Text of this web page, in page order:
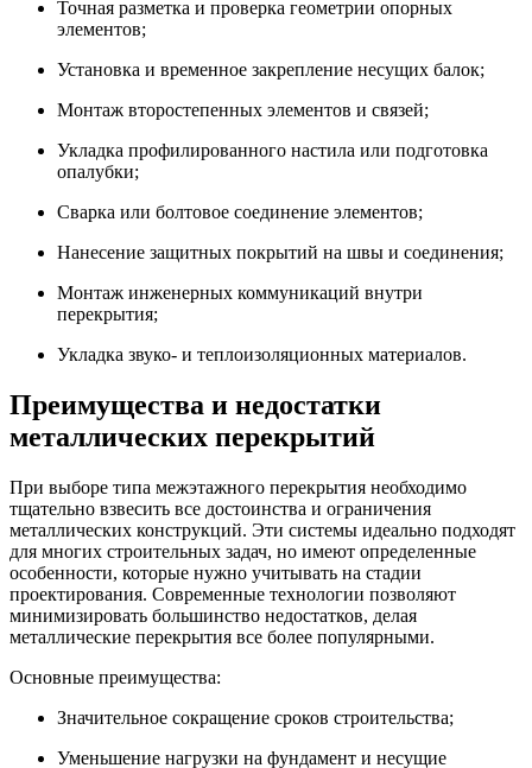
Точная разметка и проверка геометрии опорных
элементов;
Установка и временное закрепление несущих балок;
Монтаж второстепенных элементов и связей;
Укладка профилированного настила или подготовка
опалубки;
Сварка или болтовое соединение элементов;
Нанесение защитных покрытий на швы и соединения;
Монтаж инженерных коммуникаций внутри
перекрытия;
Укладка звуко- и теплоизоляционных материалов.
Преимущества и недостатки
металлических перекрытий
При выборе типа межэтажного перекрытия необходимо
тщательно взвесить все достоинства и ограничения
металлических конструкций. Эти системы идеально подходят
для многих строительных задач, но имеют определенные
особенности, которые нужно учитывать на стадии
проектирования. Современные технологии позволяют
минимизировать большинство недостатков, делая
металлические перекрытия все более популярными.
Основные преимущества:
Значительное сокращение сроков строительства;
Уменьшение нагрузки на фундамент и несущие